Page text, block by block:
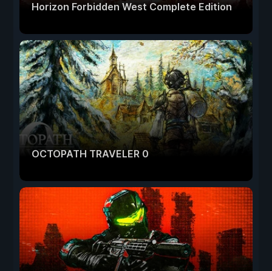
Horizon Forbidden West Complete Edition
OCTOPATH TRAVELER 0